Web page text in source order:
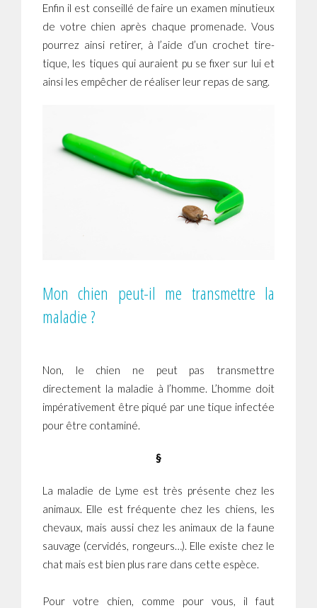
Enfin il est conseillé de faire un examen minutieux
de votre chien après chaque promenade. Vous
pourrez ainsi retirer, à l’aide d’un crochet tire-
tique, les tiques qui auraient pu se fixer sur lui et
ainsi les empêcher de réaliser leur repas de sang.
Mon chien peut-il me transmettre la
maladie ?
Non, le chien ne peut pas transmettre
directement la maladie à l’homme. L’homme doit
impérativement être piqué par une tique infectée
pour être contaminé.
§
La maladie de Lyme est très présente chez les
animaux. Elle est fréquente chez les chiens, les
chevaux, mais aussi chez les animaux de la faune
sauvage (cervidés, rongeurs…). Elle existe chez le
chat mais est bien plus rare dans cette espèce.
Pour votre chien, comme pour vous, il faut